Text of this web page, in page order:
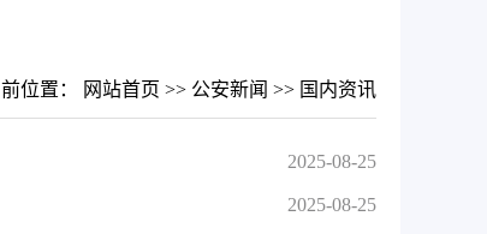
位置： 网站首页 >> 公安新闻 >> 国内资讯
2025-08-25
2025-08-25